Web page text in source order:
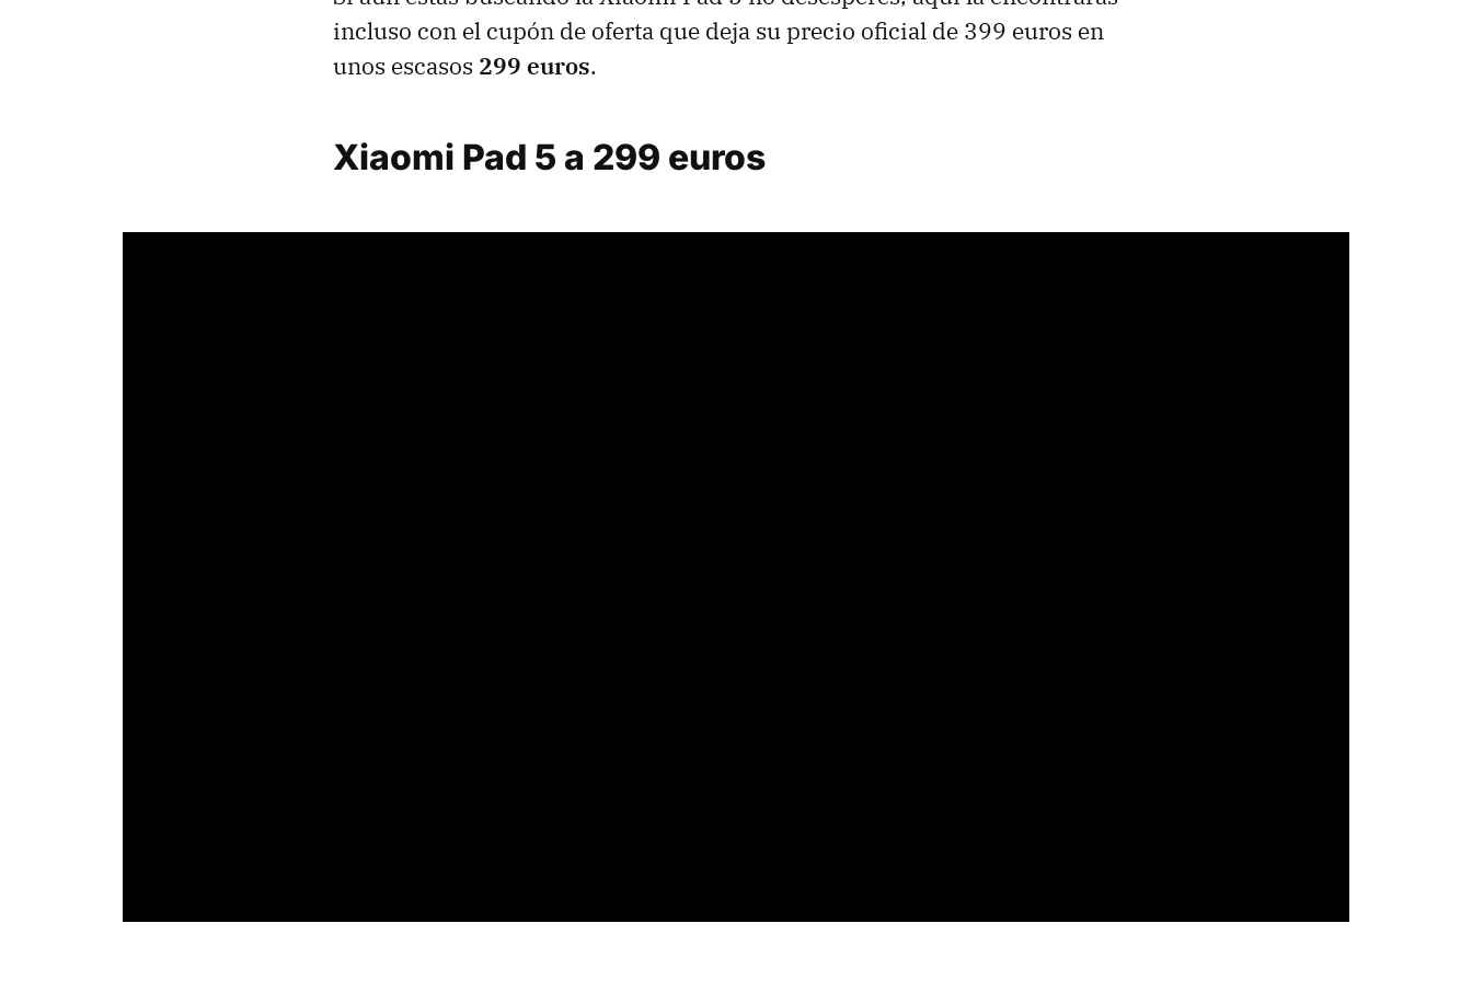
incluso con el cupón de oferta que deja su precio oficial de 399 euros en
unos escasos 299 euros.
Xiaomi Pad 5 a 299 euros